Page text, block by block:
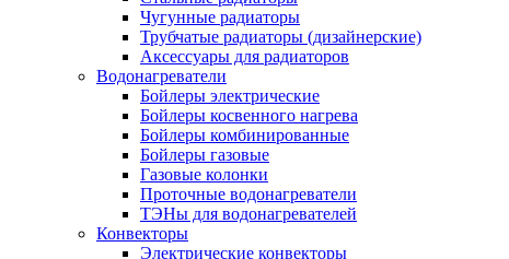
Чугунные радиаторы
Трубчатые радиаторы (дизайнерские)
Аксессуары для радиаторов
Водонагреватели
Бойлеры электрические
Бойлеры косвенного нагрева
Бойлеры комбинированные
Бойлеры газовые
Газовые колонки
Проточные водонагреватели
ТЭНы для водонагревателей
Конвекторы
Электрические конвекторы